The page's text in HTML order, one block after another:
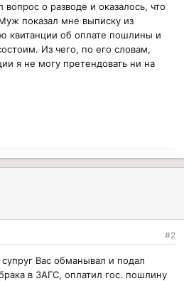
вопрос о разводе и оказалось, что
показал мне выписку из
квитанции об оплате пошлины и
Из чего, по его словам,
я не могу претендовать ни на
#2
Вас обманывал и подал
в ЗАГС, оплатил гос. пошлину